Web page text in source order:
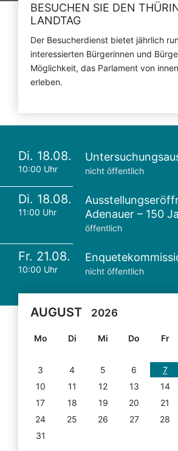
BESUCHEN SIE DEN
LANDTAG
Der Besucherdienst bietet jährlich
interessierten Bürgerinnen und
Möglichkeit, das Parlament von
erleben.
Di. 18.08.
10:00 Uhr nicht öffentlich
Di. 18.08.
11:00 Uhr
Adenauer – 150
öffentlich
Fr. 21.08.
10:00 Uhr nicht öffentlich
AUGUST 2026
Mo Di Mi Do Fr
3
4 5 6 7
10
11 12 13 14
17
18 19 20 21
24
25 26 27 28
31